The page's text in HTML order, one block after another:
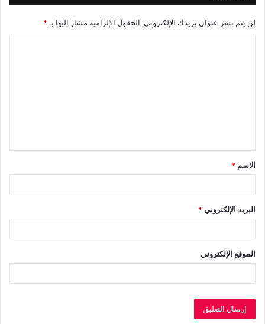
لن يتم نشر عنوان بريدك الإلكتروني. الحقول الإلزامية مشار إليها بـ *
ق
*
الاسم *
البريد الإلكتروني *
الموقع الإلكتروني